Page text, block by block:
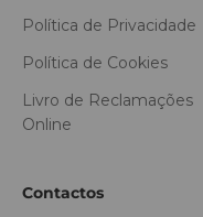
Política de Privacidade
Política de Cookies
Livro de Reclamações
Online
Contactos